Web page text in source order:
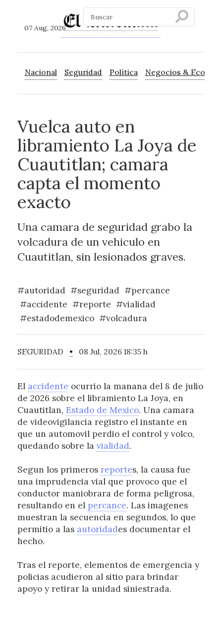
07 Aug, 2026
Nacional Seguridad Política Negocios &
Vuelca auto en
libramiento La Joya de
Cuautitlan; camara
capta el momento
exacto
Una camara de seguridad grabo la
volcadura de un vehiculo en
Cuautitlan, sin lesionados graves.
#autoridad #seguridad #percance
#accidente #reporte #vialidad
#estadodemexico #volcadura
SEGURIDAD • 08 Jul, 2026 18:35 h
El accidente ocurrio la manana del 8 de julio
de 2026 sobre el libramiento La Joya, en
Cuautitlan, Estado de Mexico. Una camara
de videovigilancia registro el instante en
que un automovil perdio el control y volco,
quedando sobre la vialidad.
Segun los primeros reportes, la causa fue
una imprudencia vial que provoco que el
conductor maniobrara de forma peligrosa,
resultando en el percance. Las imagenes
muestran la secuencia en segundos, lo que
permitio a las autoridades documentar el
hecho.
Tras el reporte, elementos de emergencia y
policias acudieron al sitio para brindar
apoyo y retirar la unidad siniestrada.